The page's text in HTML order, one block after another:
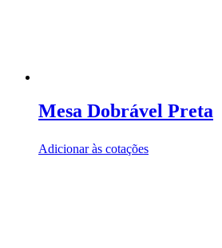
Mesa Dobrável Preta
Adicionar às cotações